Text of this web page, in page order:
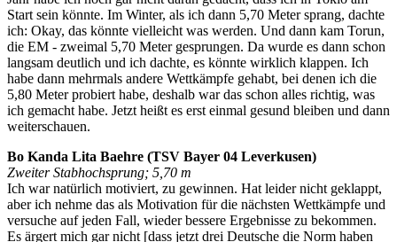
Start sein könnte. Im Winter, als ich dann 5,70 Meter sprang, dachte
ich: Okay, das könnte vielleicht was werden. Und dann kam Torun,
die EM - zweimal 5,70 Meter gesprungen. Da wurde es dann schon
langsam deutlich und ich dachte, es könnte wirklich klappen. Ich
habe dann mehrmals andere Wettkämpfe gehabt, bei denen ich die
5,80 Meter probiert habe, deshalb war das schon alles richtig, was
ich gemacht habe. Jetzt heißt es erst einmal gesund bleiben und dann
weiterschauen.
Bo Kanda Lita Baehre (TSV Bayer 04 Leverkusen)
Zweiter Stabhochsprung; 5,70 m
Ich war natürlich motiviert, zu gewinnen. Hat leider nicht geklappt,
aber ich nehme das als Motivation für die nächsten Wettkämpfe und
versuche auf jeden Fall, wieder bessere Ergebnisse zu bekommen.
Es ärgert mich gar nicht [dass jetzt drei Deutsche die Norm haben